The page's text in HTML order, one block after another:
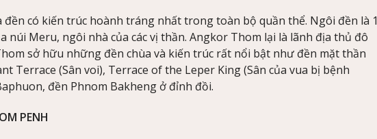
đền có kiến trúc hoành tráng nhất trong toàn bộ quần thể. Ngôi đền là 1
núi Meru, ngôi nhà của các vị thần. Angkor Thom lại là lãnh địa thủ đô
sở hữu những đền chùa và kiến trúc rất nổi bật như đền mặt thần
Terrace (Sân voi), Terrace of the Leper King (Sân của vua bị bệnh
đền Phnom Bakheng ở đỉnh đồi.
PENH